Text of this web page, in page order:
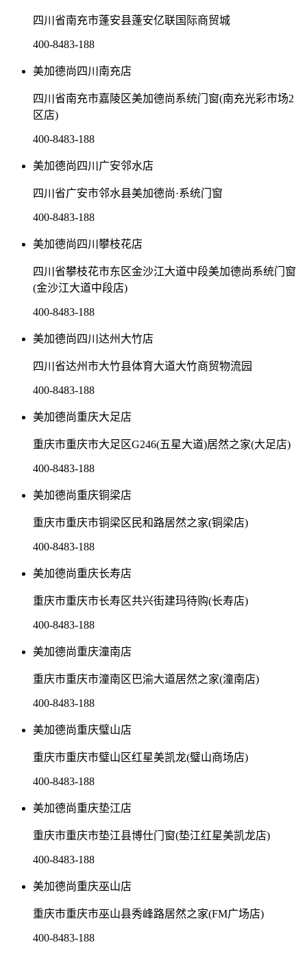
四川省南充市蓬安县蓬安亿联国际商贸城
400-8483-188
美加德尚四川南充店
四川省南充市嘉陵区美加德尚系统门窗(南充光彩市场2
区店)
400-8483-188
美加德尚四川广安邻水店
四川省广安市邻水县美加德尚·系统门窗
400-8483-188
美加德尚四川攀枝花店
四川省攀枝花市东区金沙江大道中段美加德尚系统门窗
(金沙江大道中段店)
400-8483-188
美加德尚四川达州大竹店
四川省达州市大竹县体育大道大竹商贸物流园
400-8483-188
美加德尚重庆大足店
重庆市重庆市大足区G246(五星大道)居然之家(大足店)
400-8483-188
美加德尚重庆铜梁店
重庆市重庆市铜梁区民和路居然之家(铜梁店)
400-8483-188
美加德尚重庆长寿店
重庆市重庆市长寿区共兴街建玛待购(长寿店)
400-8483-188
美加德尚重庆潼南店
重庆市重庆市潼南区巴渝大道居然之家(潼南店)
400-8483-188
美加德尚重庆璧山店
重庆市重庆市璧山区红星美凯龙(璧山商场店)
400-8483-188
美加德尚重庆垫江店
重庆市重庆市垫江县博仕门窗(垫江红星美凯龙店)
400-8483-188
美加德尚重庆巫山店
重庆市重庆市巫山县秀峰路居然之家(FM广场店)
400-8483-188